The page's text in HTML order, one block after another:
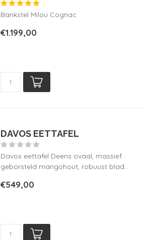
Bankstel Milou Cognac
€1.199,00
DAVOS EETTAFEL
Davos eettafel Deens ovaal, massief
geborsteld mangohout, robuust blad...
€549,00